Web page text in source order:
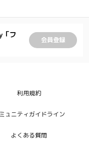
フ
会員登録
利用規約
ュニティガイドライン
よくある質問